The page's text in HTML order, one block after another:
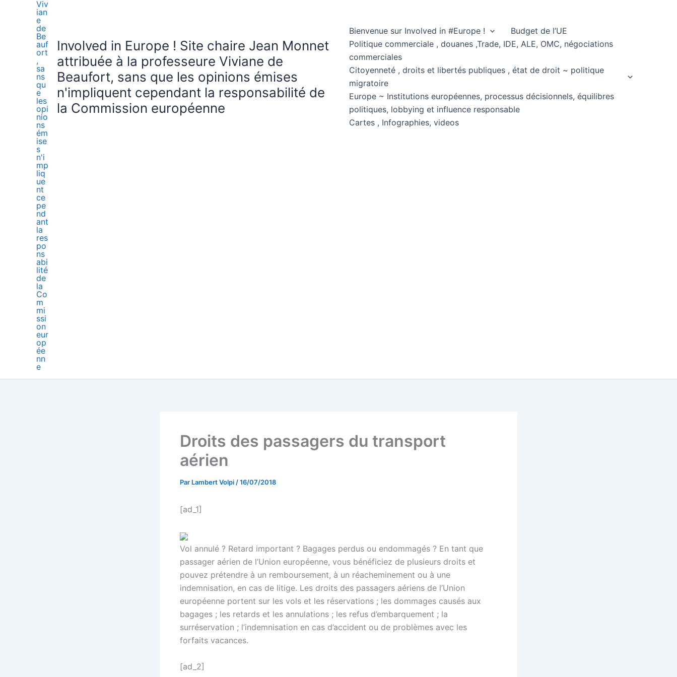
Involved in Europe ! Site chaire Jean Monnet
attribuée à la professeure Viviane de
Beaufort, sans que les opinions émises
n'impliquent cependant la responsabilité de
la Commission européenne
Bienvenue sur Involved in #Europe !
Budget de l’UE
Politique commerciale , douanes ,Trade, IDE, ALE, OMC, négociations
commerciales
Citoyenneté , droits et libertés publiques , état de droit ~ politique
migratoire
Europe ~ Institutions européennes, processus décisionnels, équilibres
politiques, lobbying et influence responsable
Cartes , Infographies, videos
Droits des passagers du transport
aérien
Par Lambert Volpi /16/07/2018
[ad_1]
Vol annulé ? Retard important ? Bagages perdus ou endommagés ? En tant que
passager aérien de l’Union européenne, vous bénéficiez de plusieurs droits et
pouvez prétendre à un remboursement, à un réacheminement ou à une
indemnisation, en cas de litige. Les droits des passagers aériens de l’Union
européenne portent sur les vols et les réservations ; les dommages causés aux
bagages ; les retards et les annulations ; les refus d’embarquement ; la
surréservation ; l’indemnisation en cas d’accident ou de problèmes avec les
forfaits vacances.
[ad_2]